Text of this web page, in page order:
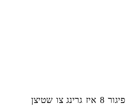
זיך-שטיצנדיקע שטראַנדעד שטאָל דראָט סטרוקטור פון פיגור 8 איז גרינג צו שטיצן